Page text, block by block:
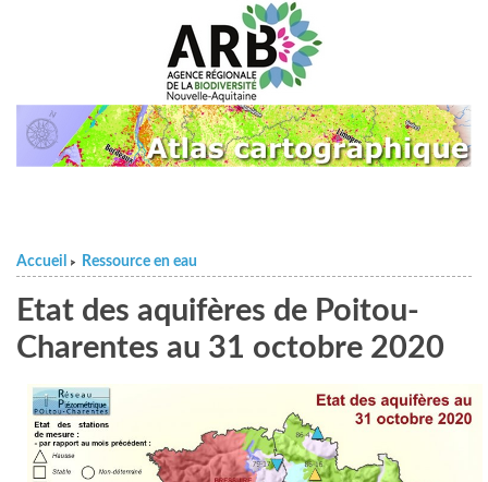
Accueil > Ressource en eau
Etat des aquifères de Poitou-
Charentes au 31 octobre 2020